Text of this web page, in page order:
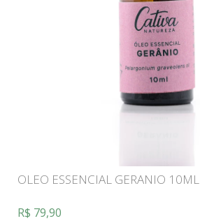
OLEO ESSENCIAL GERANIO 10ML
R$ 79,90